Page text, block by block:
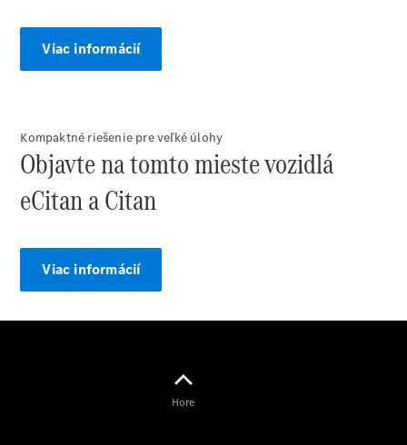
Všetky
Veľkopriestorové
Marco Polo
Horizon
Marco Polo
Viac informácií
Kompaktné riešenie pre veľké úlohy
Objavte na tomto mieste vozidlá
eCitan a Citan
Viac informácií
Hore